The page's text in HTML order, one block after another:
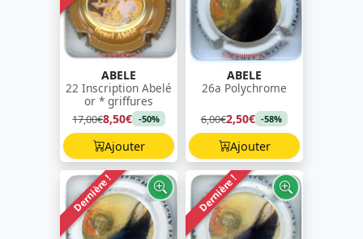
ABELE
22 Inscription Abelé
or * griffures
17,00€8,50€ -50%
Ajouter
ABELE
26a Polychrome
6,00€2,50€ -58%
Ajouter
Dernière ! Dernière !